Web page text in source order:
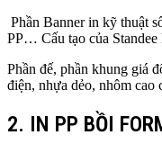
Phần Banner in kỹ thuật
PP… Cấu tạo của
Phần đế, phần khung giá
điện, nhựa dẻo, nhôm cao
2. IN PP BỒI